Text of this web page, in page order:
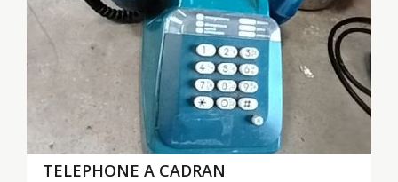
TELEPHONE A CADRAN